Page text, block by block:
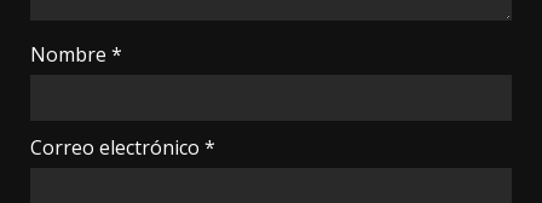
Nombre *
Correo electrónico *